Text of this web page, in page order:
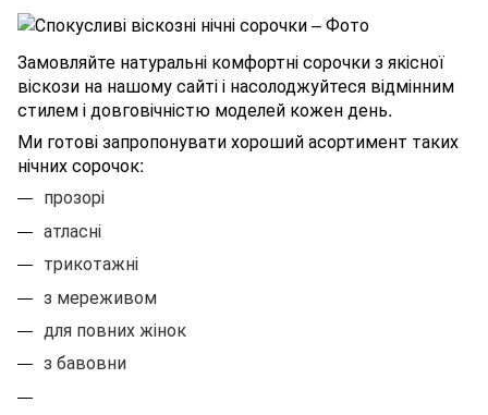
Замовляйте натуральні комфортні сорочки з якісної
віскози на нашому сайті і насолоджуйтеся відмінним
стилем і довговічністю моделей кожен день.
Ми готові запропонувати хороший асортимент таких
нічних сорочок:
прозорі
атласні
трикотажні
з мереживом
для повних жінок
з бавовни